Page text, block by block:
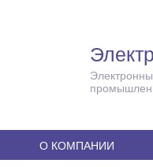
О КОМПАНИИ